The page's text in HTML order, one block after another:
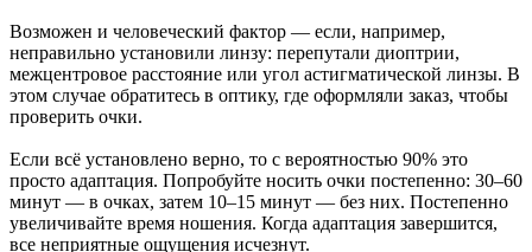
Возможен и человеческий фактор — если, например,
неправильно установили линзу: перепутали диоптрии,
межцентровое расстояние или угол астигматической линзы. В
этом случае обратитесь в оптику, где оформляли заказ, чтобы
проверить очки.
Если всё установлено верно, то с вероятностью 90% это
просто адаптация. Попробуйте носить очки постепенно: 30–60
минут — в очках, затем 10–15 минут — без них. Постепенно
увеличивайте время ношения. Когда адаптация завершится,
все неприятные ощущения исчезнут.